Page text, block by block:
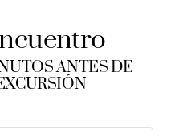
ANTES DE